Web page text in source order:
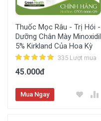
Thuốc Mọc Râu - Trị Hói -
Dưỡng Chân Mày Minoxidil
5% Kirkland Của Hoa Kỳ
335 Lượt mua
45.000đ
Mua Ngay